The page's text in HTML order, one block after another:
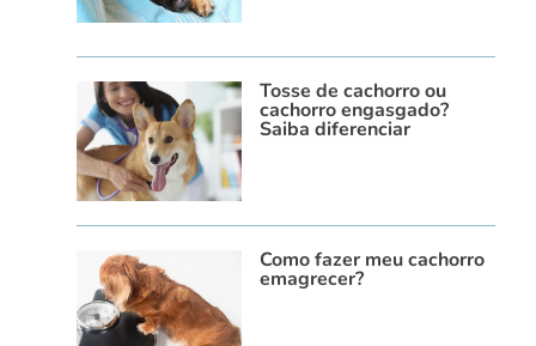
Tosse de cachorro ou
cachorro engasgado?
Saiba diferenciar
Como fazer meu cachorro
emagrecer?